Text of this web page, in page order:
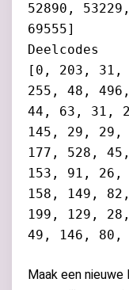
52890,
69555]
Deelcodes
[0, 203, 31,
255, 48,
44, 63, 31,
145, 29,
177, 528,
153, 91, 26,
158, 149,
199, 129,
49, 146, 80,
Maak een